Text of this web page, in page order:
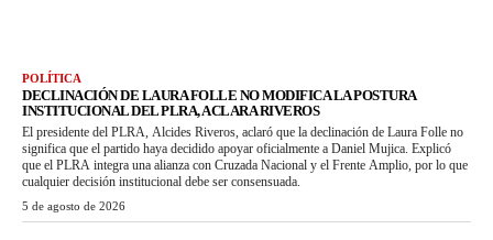
POLÍTICA
DECLINACIÓN DE LAURA FOLLE NO MODIFICA LA POSTURA
INSTITUCIONAL DEL PLRA, ACLARA RIVEROS
El presidente del PLRA, Alcides Riveros, aclaró que la declinación de Laura Folle no
significa que el partido haya decidido apoyar oficialmente a Daniel Mujica. Explicó
que el PLRA integra una alianza con Cruzada Nacional y el Frente Amplio, por lo que
cualquier decisión institucional debe ser consensuada.
5 de agosto de 2026